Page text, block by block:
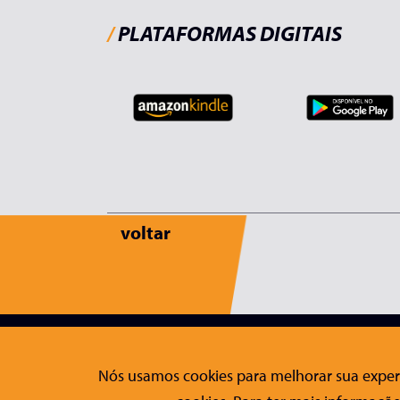
/PLATAFORMAS DIGITAIS
voltar
Sobre a Conrad
Publicações
Contato
Nós usamos cookies para melhorar sua